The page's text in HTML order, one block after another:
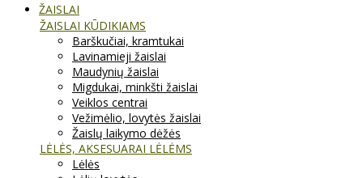
ŽAISLAI
ŽAISLAI KŪDIKIAMS
Barškučiai, kramtukai
Lavinamieji žaislai
Maudynių žaislai
Migdukai, minkšti žaislai
Veiklos centrai
Vežimėlio, lovytės žaislai
Žaislų laikymo dėžės
LĖLĖS, AKSESUARAI LĖLĖMS
Lėlės